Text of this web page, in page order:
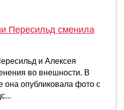
Пересильд сменила
и Алексея
во внешности. В
она опубликовала фото с